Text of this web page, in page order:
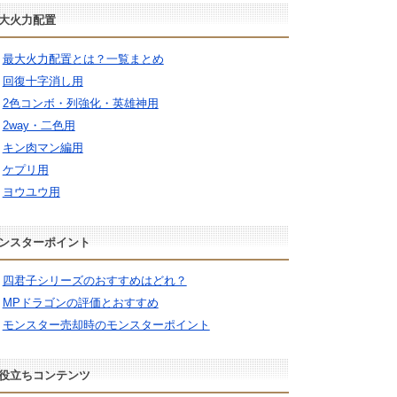
火力配置
最大火力配置とは？一覧まとめ
回復十字消し用
2色コンボ・列強化・英雄神用
2way・二色用
キン肉マン編用
ケプリ用
ヨウユウ用
スターポイント
四君子シリーズのおすすめはどれ？
MPドラゴンの評価とおすすめ
モンスター売却時のモンスターポイント
立ちコンテンツ